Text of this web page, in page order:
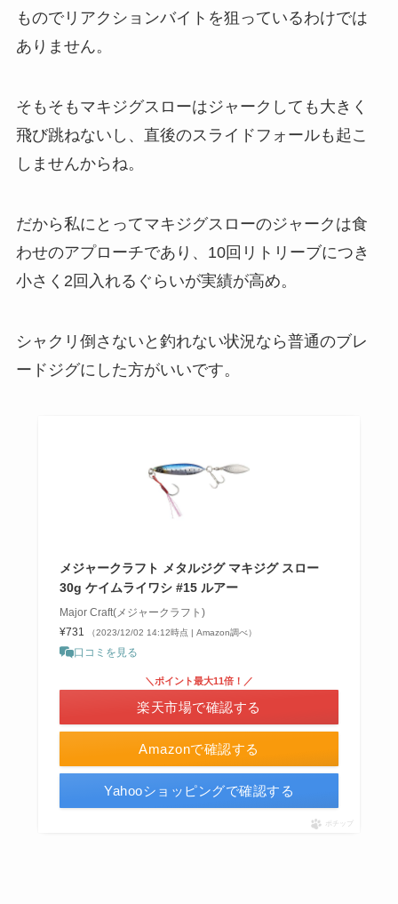
ものでリアクションバイトを狙っているわけでは
ありません。
そもそもマキジグスローはジャークしても大きく
飛び跳ねないし、直後のスライドフォールも起こ
しませんからね。
だから私にとってマキジグスローのジャークは食
わせのアプローチであり、10回リトリーブにつき
小さく2回入れるぐらいが実績が高め。
シャクリ倒さないと釣れない状況なら普通のブレ
ードジグにした方がいいです。
メジャークラフト メタルジグ マキジグ スロー
30g ケイムライワシ #15 ルアー
Major Craft(メジャークラフト)
¥731
（2023/12/02 14:12時点 | Amazon調べ）
口コミを見る
Amazonで確認する
＼ポイント最大11倍！／
楽天市場で確認する
Yahooショッピングで確認する
ポチップ